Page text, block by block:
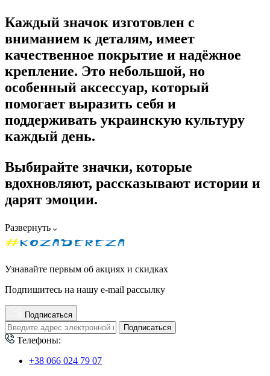
Каждый значок изготовлен с
вниманием к деталям, имеет
качественное покрытие и надёжное
крепление. Это небольшой, но
особенный аксессуар, который
помогает выразить себя и
поддерживать украинскую культуру
каждый день.
Выбирайте значки, которые
вдохновляют, рассказывают истории и
дарят эмоции.
Развернуть
Узнавайте первым об акциях и скидках
Подпишитесь на нашу e-mail рассылку
Подписаться
Подписаться
Телефоны:
+38 066 024 79 07